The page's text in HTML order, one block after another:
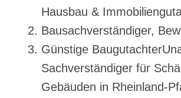
Hausbau &
Bausachverständiger,
Günstige
Sachverständiger für
Gebäuden in Rheinland-